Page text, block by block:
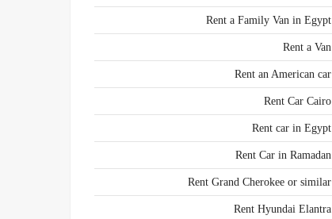
Rent a Family Van in Egypt
Rent a Van
Rent an American car
Rent Car Cairo
Rent car in Egypt
Rent Car in Ramadan
Rent Grand Cherokee or similar
Rent Hyundai Elantra